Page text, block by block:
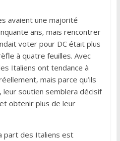
avaient une majorité
ans, mais rencontrer
voter pour DC était plus
à quatre feuilles. Avec
Italiens ont tendance à
mais parce qu’ils
leur soutien semblera décisif
obtenir plus de leur
part des Italiens est